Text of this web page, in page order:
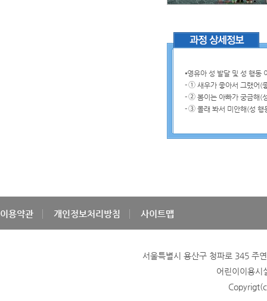
⦁영유아 성 발달 및 성 행동
-➀새우가 좋아서 그랬어 (
-➁봄이는 아빠가 궁금해(
-➂몰래 봐서 미안해(성 행
이용약관 개인정보처리방침 사이트맵
서울특별시 용산구 청파로 345
어린이이용시